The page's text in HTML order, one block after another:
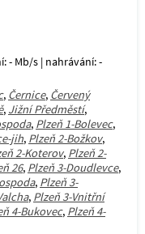
- Mb/s | nahrávání: -
, Černice, Červený
, Jižní Předměstí,
, Plzeň 1-Bolevec,
jih, Plzeň 2-Božkov,
2-Koterov, Plzeň 2-
26, Plzeň 3-Doudlevce,
, Plzeň 3-
, Plzeň 3-Vnitřní
4-Bukovec, Plzeň 4-